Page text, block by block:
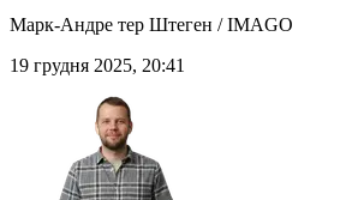
Марк-Андре тер Штеген / IMAGO
19 грудня 2025, 20:41